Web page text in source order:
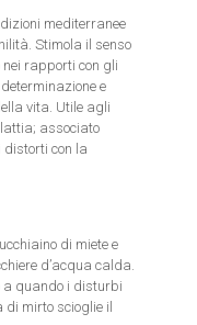
mediterranee
Stimola il senso
nei rapporti con gli
e
vita. Utile agli
associato
distorti con la
di miete e
d’acqua calda.
a quando i disturbi
di mirto scioglie il